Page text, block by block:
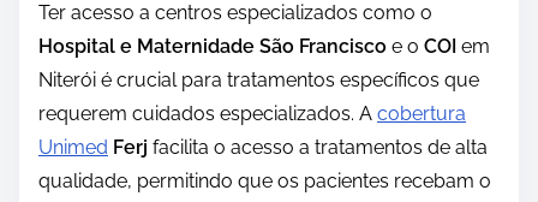
Ter acesso a centros especializados como o
Hospital e Maternidade São Francisco e o COI em
Niterói é crucial para tratamentos específicos que
requerem cuidados especializados. A cobertura
Unimed Ferj facilita o acesso a tratamentos de alta
qualidade, permitindo que os pacientes recebam o